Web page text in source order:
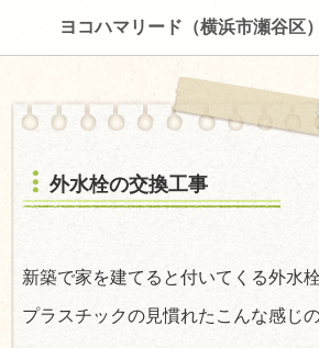
ヨコハマリード（横浜市瀬谷区）
外水栓の交換工事
新築で家を建てると付いてくる外水栓
プラスチックの見慣れたこんな感じ